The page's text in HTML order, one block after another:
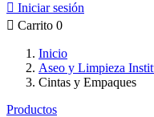
 Iniciar sesión
 Carrito 0
Inicio
Aseo y Limpieza
Cintas y Empaques
Productos